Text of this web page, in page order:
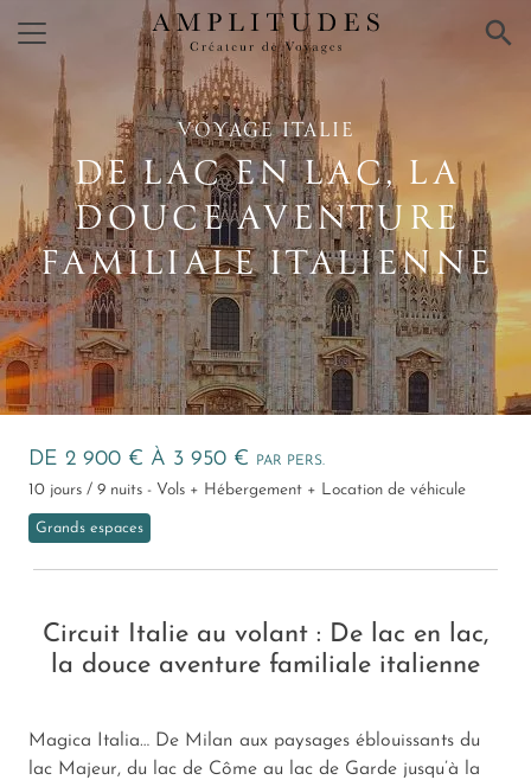
×
VOYAGE ITALIE
DE LAC EN LAC, LA
DOUCE AVENTURE
FAMILIALE ITALIENNE
DE 2 900 € À 3 950 € PAR PERS.
10 jours / 9 nuits - Vols + Hébergement + Location de véhicule
Grands espaces
Circuit Italie au volant : De lac en lac,
la douce aventure familiale italienne
Magica Italia… De Milan aux paysages éblouissants du
lac Majeur, du lac de Côme au lac de Garde jusqu’à la